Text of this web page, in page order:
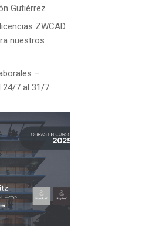
Gutiérrez
ZWCAD
nuestros
–
24/7 al 31/7